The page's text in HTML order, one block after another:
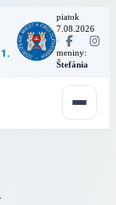
piatok
7.08.2026
·
meniny:
Štefánia